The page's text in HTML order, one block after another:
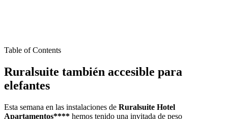
Table of Contents
Ruralsuite también accesible para
elefantes
Esta semana en las instalaciones de Ruralsuite Hotel
Apartamentos**** hemos tenido una invitada de peso